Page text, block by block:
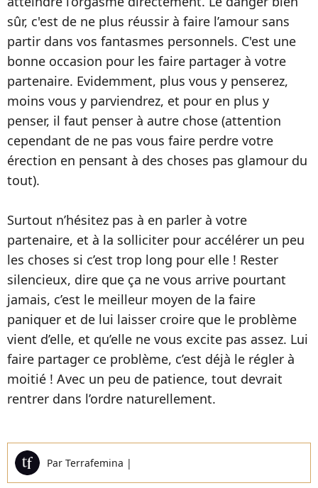
sûr, c'est de ne plus réussir à faire l’amour sans
partir dans vos fantasmes personnels. C'est une
bonne occasion pour les faire partager à votre
partenaire. Evidemment, plus vous y penserez,
moins vous y parviendrez, et pour en plus y
penser, il faut penser à autre chose (attention
cependant de ne pas vous faire perdre votre
érection en pensant à des choses pas glamour du
tout).
Surtout n’hésitez pas à en parler à votre
partenaire, et à la solliciter pour accélérer un peu
les choses si c’est trop long pour elle ! Rester
silencieux, dire que ça ne vous arrive pourtant
jamais, c’est le meilleur moyen de la faire
paniquer et de lui laisser croire que le problème
vient d’elle, et qu’elle ne vous excite pas assez. Lui
faire partager ce problème, c’est déjà le régler à
moitié ! Avec un peu de patience, tout devrait
rentrer dans l’ordre naturellement.
Par Terrafemina |